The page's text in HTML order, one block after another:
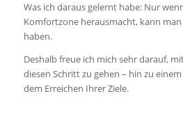
Was ich daraus gelernt habe: Nur
Komfortzone herausmacht, kann
haben.
Deshalb freue ich mich sehr darauf,
diesen Schritt zu gehen – hin zu
dem Erreichen Ihrer Ziele.